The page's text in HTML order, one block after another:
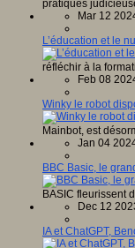
pratiques
Mar 12
L’éducation et le
réfléchir à la
Feb 08
Winky le robot
Mainbot, est
Jan 04
BBC Basic, le
BASIC fleurissent
Dec 12
IA et ChatGPT,